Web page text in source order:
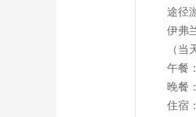
途径
伊弗
（
午餐
晚餐
住宿